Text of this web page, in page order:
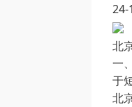
24-
北
一
于
北